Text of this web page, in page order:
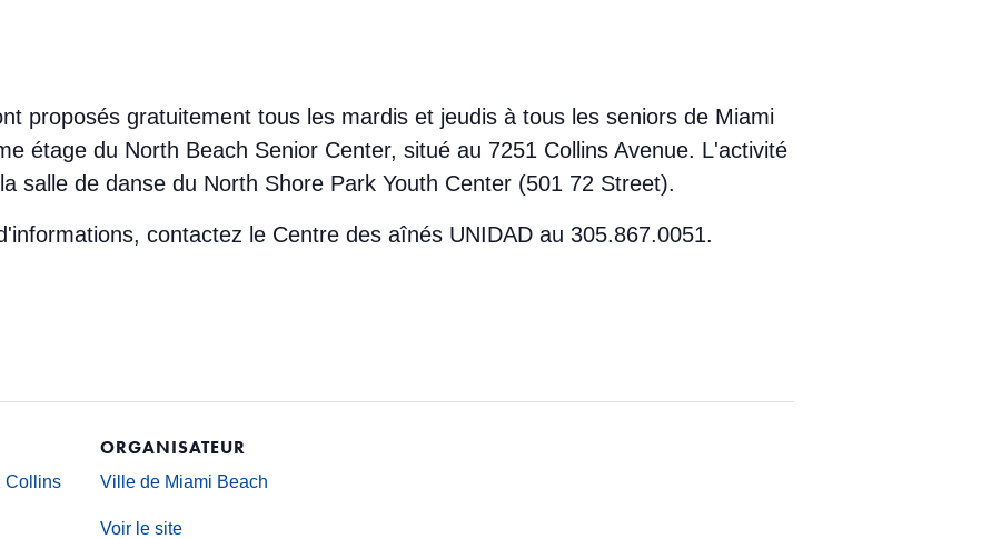
proposés gratuitement tous les mardis et jeudis à tous les seniors de Miami
étage du North Beach Senior Center, situé au 7251 Collins Avenue. L'activité
salle de danse du North Shore Park Youth Center (501 72 Street).
contactez le Centre des aînés UNIDAD au 305.867.0051.
Collins
ORGANISATEUR
Ville de Miami Beach
Voir le site